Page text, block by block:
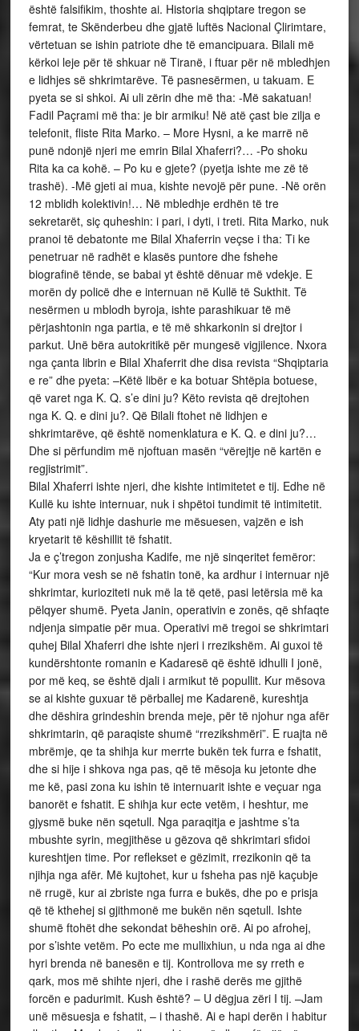
është falsifikim, thoshte ai. Historia shqiptare tregon se
femrat, te Skënderbeu dhe gjatë luftës Nacional Çlirimtare,
vërtetuan se ishin patriote dhe të emancipuara. Bilali më
kërkoi leje për të shkuar në Tiranë, i ftuar për në mbledhjen
e lidhjes së shkrimtarëve. Të pasnesërmen, u takuam. E
pyeta se si shkoi. Ai uli zërin dhe më tha: -Më sakatuan!
Fadil Paçrami më tha: je bir armiku! Në atë çast bie zilja e
telefonit, fliste Rita Marko. – More Hysni, a ke marrë në
punë ndonjë njeri me emrin Bilal Xhaferri?… -Po shoku
Rita ka ca kohë. – Po ku e gjete? (pyetja ishte me zë të
trashë). -Më gjeti ai mua, kishte nevojë për pune. -Në orën
12 mblidh kolektivin!… Në mbledhje erdhën të tre
sekretarët, siç quheshin: i pari, i dyti, i treti. Rita Marko, nuk
pranoi të debatonte me Bilal Xhaferrin veçse i tha: Ti ke
penetruar në radhët e klasës puntore dhe fshehe
biografinë tënde, se babai yt është dënuar më vdekje. E
morën dy policë dhe e internuan në Kullë të Sukthit. Të
nesërmen u mblodh byroja, ishte parashikuar të më
përjashtonin nga partia, e të më shkarkonin si drejtor i
parkut. Unë bëra autokritikë për mungesë vigjilence. Nxora
nga çanta librin e Bilal Xhaferrit dhe disa revista “Shqiptaria
e re” dhe pyeta: –Këtë libër e ka botuar Shtëpia botuese,
që varet nga K. Q. s’e dini ju? Këto revista që drejtohen
nga K. Q. e dini ju?. Që Bilali ftohet në lidhjen e
shkrimtarëve, që është nomenklatura e K. Q. e dini ju?…
Dhe si përfundim më njoftuan masën “vërejtje në kartën e
regjistrimit”.
Bilal Xhaferri ishte njeri, dhe kishte intimitetet e tij. Edhe në
Kullë ku ishte internuar, nuk i shpëtoi tundimit të intimitetit.
Aty pati një lidhje dashurie me mësuesen, vajzën e ish
kryetarit të këshillit të fshatit.
Ja e ç’tregon zonjusha Kadife, me një sinqeritet femëror:
“Kur mora vesh se në fshatin tonë, ka ardhur i internuar një
shkrimtar, kurioziteti nuk më la të qetë, pasi letërsia më ka
pëlqyer shumë. Pyeta Janin, operativin e zonës, që shfaqte
ndjenja simpatie për mua. Operativi më tregoi se shkrimtari
quhej Bilal Xhaferri dhe ishte njeri i rrezikshëm. Ai guxoi të
kundërshtonte romanin e Kadaresë që është idhulli I jonë,
por më keq, se është djali i armikut të popullit. Kur mësova
se ai kishte guxuar të përballej me Kadarenë, kureshtja
dhe dëshira grindeshin brenda meje, për të njohur nga afër
shkrimtarin, që paraqiste shumë “rrezikshmëri”. E ruajta në
mbrëmje, qe ta shihja kur merrte bukën tek furra e fshatit,
dhe si hije i shkova nga pas, që të mësoja ku jetonte dhe
me kë, pasi zona ku ishin të internuarit ishte e veçuar nga
banorët e fshatit. E shihja kur ecte vetëm, i heshtur, me
gjysmë buke nën sqetull. Nga paraqitja e jashtme s’ta
mbushte syrin, megjithëse u gëzova që shkrimtari sfidoi
kureshtjen time. Por reflekset e gëzimit, rrezikonin që ta
njihja nga afër. Më kujtohet, kur u fsheha pas një kaçubje
në rrugë, kur ai zbriste nga furra e bukës, dhe po e prisja
që të kthehej si gjithmonë me bukën nën sqetull. Ishte
shumë ftohët dhe sekondat bëheshin orë. Ai po afrohej,
por s’ishte vetëm. Po ecte me mullixhiun, u nda nga ai dhe
hyri brenda në banesën e tij. Kontrollova me sy rreth e
qark, mos më shihte njeri, dhe i rashë derës me gjithë
forcën e padurimit. Kush është? – U dëgjua zëri I tij. –Jam
unë mësuesja e fshatit, – i thashë. Ai e hapi derën i habitur